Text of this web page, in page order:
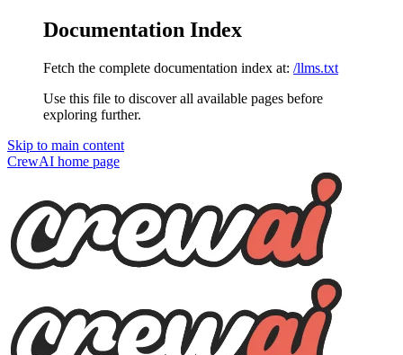
Documentation Index
Fetch the complete documentation index at: /llms.txt
Use this file to discover all available pages before
exploring further.
Skip to main content
CrewAI home page